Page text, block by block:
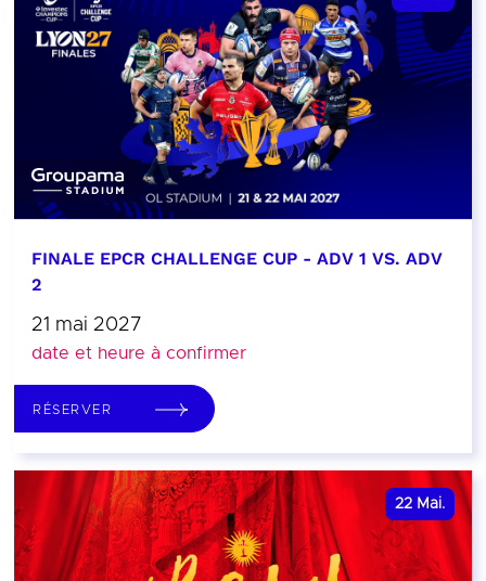
FINALE EPCR CHALLENGE CUP - ADV 1 VS. ADV
2
21 mai 2027
date et heure à confirmer
RÉSERVER
22 Mai.